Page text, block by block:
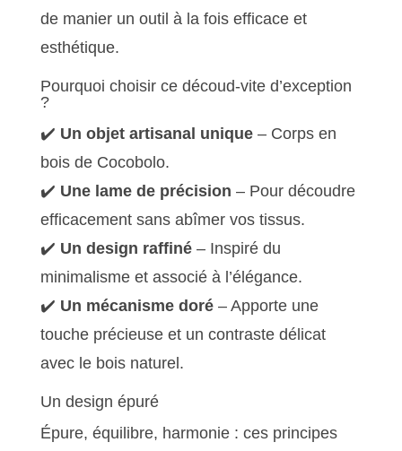
de manier un outil à la fois efficace et
esthétique.
Pourquoi choisir ce découd-vite d’exception
?
✔️ Un objet artisanal unique– Corps en
bois de Cocobolo.
✔️ Une lame de précision – Pour découdre
efficacement sans abîmer vos tissus.
✔️ Un design raffiné– Inspiré du
minimalisme et associé à l’élégance.
✔️ Un mécanisme doré– Apporte une
touche précieuse et un contraste délicat
avec le bois naturel.
Un design épuré
Épure, équilibre, harmonie : ces principes